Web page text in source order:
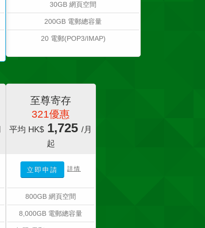
30GB 網頁空間
200GB 電郵總容量
20 電郵(POP3/IMAP)
至尊寄存
321優惠
平均 HK$ 1,725 /月
起
立即申請 詳情
800GB 網頁空間
8,000GB 電郵總容量